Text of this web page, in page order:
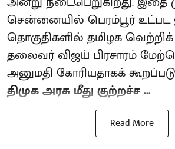
சென்னையில் பெரம்பூர் உட்பட
தொகுதிகளில் தமிழக
தலைவர் விஜய் பிரசாரம்
அனுமதி கோரியதாகக்
திமுக அரசு மீது குற்றச்ச ...
Read More